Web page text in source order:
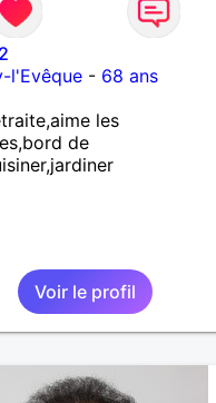
l'Evêque- 68 ans
les
de
Voir le profil